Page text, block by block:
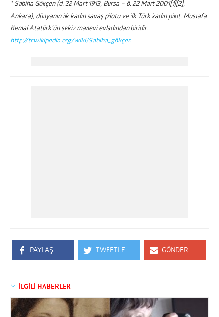
* Sabiha Gökçen (d. 22 Mart 1913, Bursa – ö. 22 Mart 2001[1][2],
Ankara), dünyanın ilk kadın savaş pilotu ve ilk Türk kadın pilot. Mustafa
Kemal Atatürk’ün sekiz manevi evladından biridir.
http://tr.wikipedia.org/wiki/Sabiha_gökçen
PAYLAŞ TWEETLE GÖNDER
İLGİLİ HABERLER